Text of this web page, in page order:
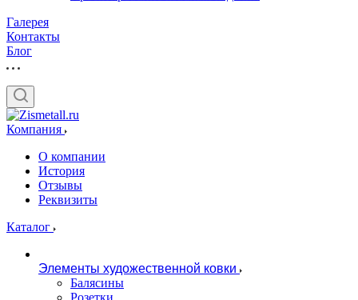
Галерея
Контакты
Блог
Компания
О компании
История
Отзывы
Реквизиты
Каталог
Элементы художественной ковки
Балясины
Розетки